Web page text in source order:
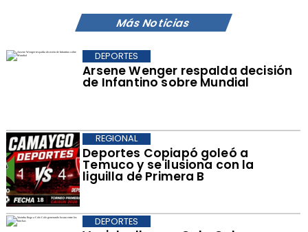
Más Noticias
Arsene Wenger respalda decisión
de Infantino sobre Mundial
DEPORTES
Deportes Copiapó goleó a
Temuco y se ilusiona con la
liguilla de Primera B
REGIONAL
DEPORTES